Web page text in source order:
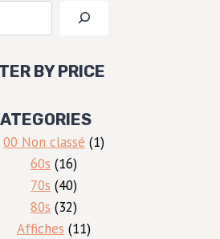
Rechercher
BY PRICE
00 Non classé 11
60s 1616
produits
70s 4040
produits
80s 3232
produits
Affiches 1111